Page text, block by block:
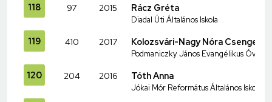
118 97 2015 Rácz Gréta
Diadal Úti Általános Iskola
119 410 2017 Kolozsvári-Nagy Nóra Csenge
Podmaniczky János Evangélikus Óvoda
120 204 2016 Tóth Anna
Jókai Mór Református Általános Iskola